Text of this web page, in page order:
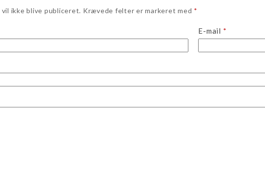
ikke blive publiceret. Krævede felter er markeret med *
E-mail *